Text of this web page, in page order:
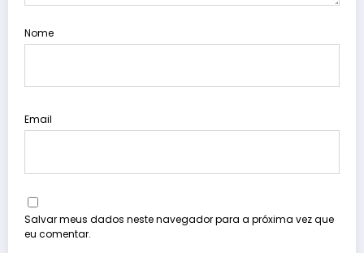
Nome
Email
Salvar meus dados neste navegador para a próxima vez que
eu comentar.